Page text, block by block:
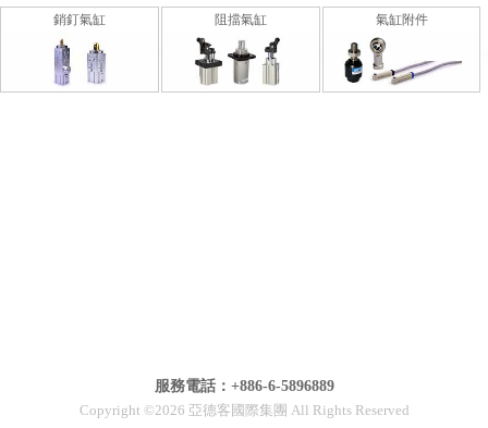
銷釘氣缸 阻擋氣缸 氣缸附件
服務電話：+886-6-5896889
Copyright ©2026 亞德客國際集團 All Rights Reserved